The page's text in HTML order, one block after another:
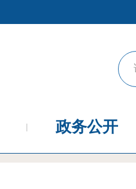
政务公开